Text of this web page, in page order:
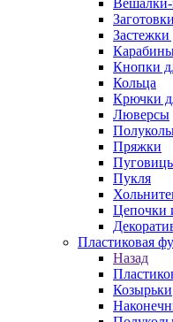
Застежки
Кнопки
Кольца
Крючки
Люверсы
Пряжки
Пукля
Цепочки
Пластиковая
Назад
Козырьки